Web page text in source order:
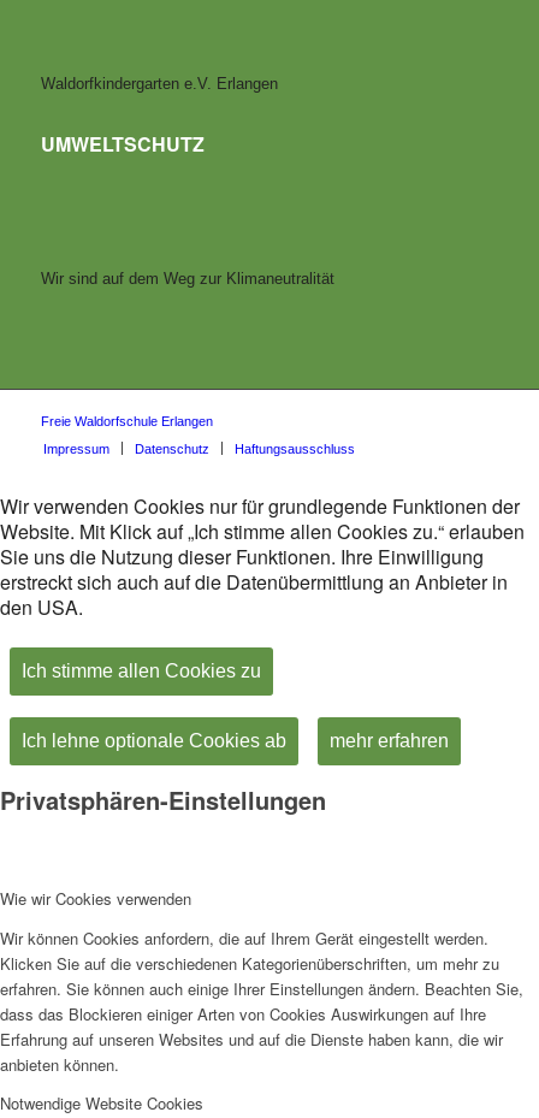
Waldorfkindergarten e.V. Erlangen
UMWELTSCHUTZ
Wir sind auf dem Weg zur Klimaneutralität
Freie Waldorfschule Erlangen
Impressum
Datenschutz Haftungsausschluss
Wir verwenden Cookies nur für grundlegende Funktionen der
Website. Mit Klick auf „Ich stimme allen Cookies zu.“ erlauben
Sie uns die Nutzung dieser Funktionen. Ihre Einwilligung
erstreckt sich auch auf die Datenübermittlung an Anbieter in
den USA.
Ich stimme allen Cookies zu
Ich lehne optionale Cookies ab mehr erfahren
Privatsphären-Einstellungen
Wie wir Cookies verwenden
Wir können Cookies anfordern, die auf Ihrem Gerät eingestellt werden.
Klicken Sie auf die verschiedenen Kategorienüberschriften, um mehr zu
erfahren. Sie können auch einige Ihrer Einstellungen ändern. Beachten Sie,
dass das Blockieren einiger Arten von Cookies Auswirkungen auf Ihre
Erfahrung auf unseren Websites und auf die Dienste haben kann, die wir
anbieten können.
Notwendige Website Cookies